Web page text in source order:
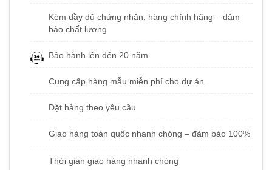
Kèm đầy đủ chứng nhận, hàng chính hãng – đảm
bảo chất lượng
Bảo hành lên đến 20 năm
Cung cấp hàng mẫu miễn phí cho dự án.
Đặt hàng theo yêu cầu
Giao hàng toàn quốc nhanh chóng – đảm bảo 100%
Thời gian giao hàng nhanh chóng